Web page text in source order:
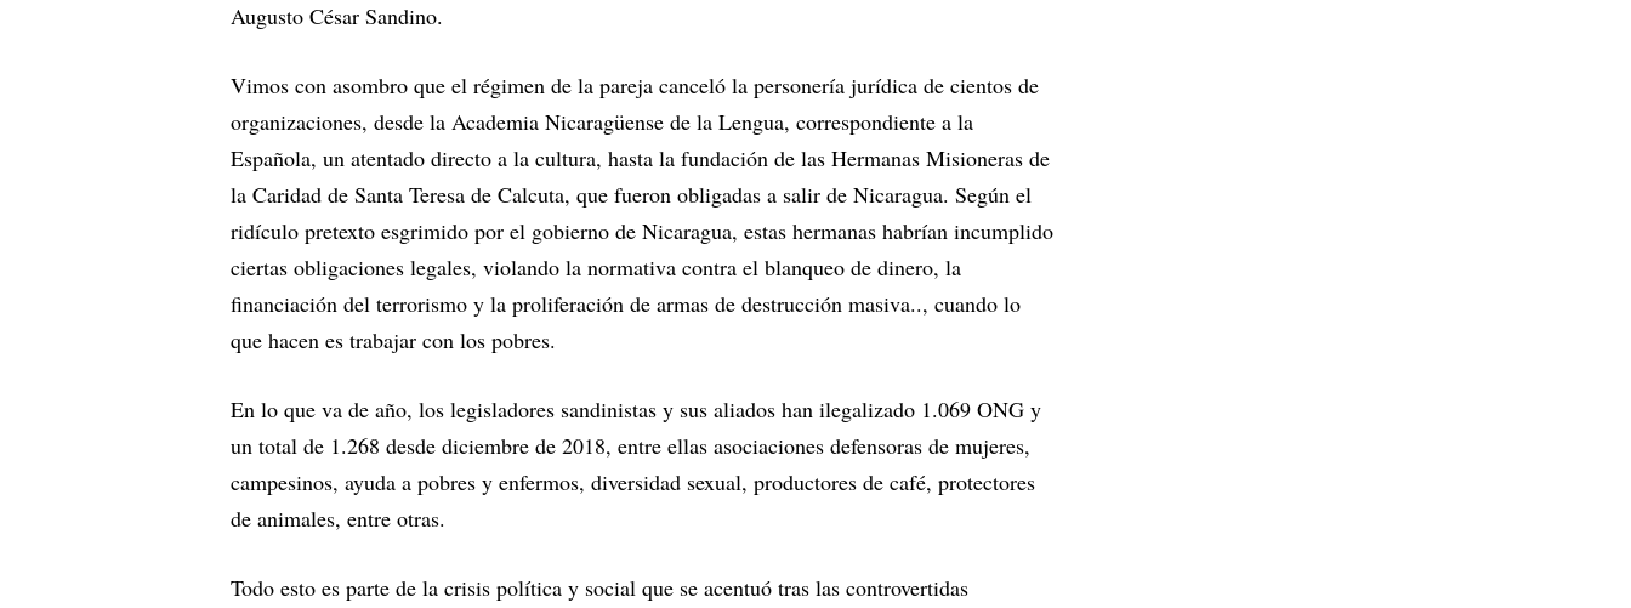
Augusto César Sandino.
Vimos con asombro que el régimen de la pareja canceló la personería jurídica de cientos de
organizaciones, desde la Academia Nicaragüense de la Lengua, correspondiente a la
Española, un atentado directo a la cultura, hasta la fundación de las Hermanas Misioneras de
la Caridad de Santa Teresa de Calcuta, que fueron obligadas a salir de Nicaragua. Según el
ridículo pretexto esgrimido por el gobierno de Nicaragua, estas hermanas habrían incumplido
ciertas obligaciones legales, violando la normativa contra el blanqueo de dinero, la
financiación del terrorismo y la proliferación de armas de destrucción masiva.., cuando lo
que hacen es trabajar con los pobres.
En lo que va de año, los legisladores sandinistas y sus aliados han ilegalizado 1.069 ONG y
un total de 1.268 desde diciembre de 2018, entre ellas asociaciones defensoras de mujeres,
campesinos, ayuda a pobres y enfermos, diversidad sexual, productores de café, protectores
de animales, entre otras.
Todo esto es parte de la crisis política y social que se acentuó tras las controvertidas